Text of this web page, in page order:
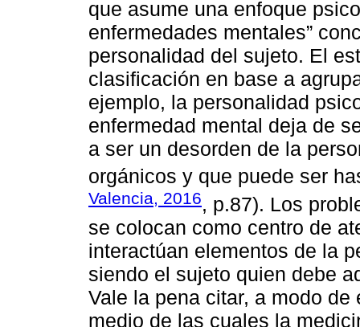
que asume una enfoque
enfermedades mentales”
personalidad del sujeto. El
clasificación en base a
ejemplo, la personalidad
enfermedad mental deja de
a ser un desorden de la
orgánicos y que puede ser
Valencia, 2016, p.87). Los
se colocan como centro de
interactúan elementos de la
siendo el sujeto quien debe
Vale la pena citar, a modo
medio de las cuales la